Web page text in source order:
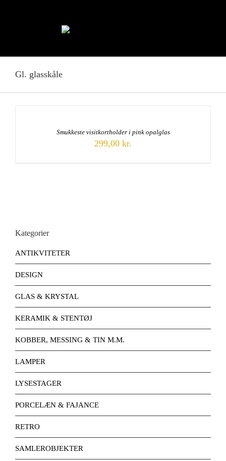
Gl. glasskåle
Smukkeste visitkortholder i pink opalglas
299,00 kr.
Kategorier
ANTIKVITETER
DESIGN
GLAS & KRYSTAL
KERAMIK & STENTØJ
KOBBER, MESSING & TIN M.M.
LAMPER
LYSESTAGER
PORCELÆN & FAJANCE
RETRO
SAMLEROBJEKTER